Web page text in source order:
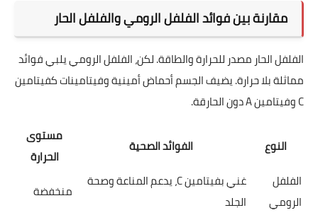
مقارنة بين فوائد الفلفل الرومي والفلفل الحار
الفلفل الحار مصدر للحرارة والطاقة. لكن، الفلفل الرومي يلبي فوائد
مماثلة بلا حرارة. يضيف الجسم أحماض أمينية وفيتامينات كفيتامين
C وفيتامين A دون الحارقة.
النوع الفوائد الصحية
مستوى
الحرارة
الفلفل
الرومي
غني بفيتامين C، يدعم المناعة وصحة
الجلد
منخفضة